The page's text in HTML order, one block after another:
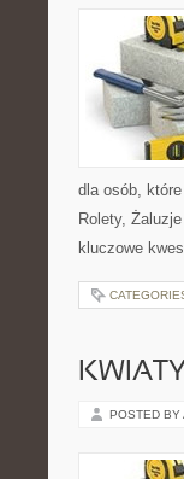
dla osób,
Rolety,
kluczowe
POSTED BY